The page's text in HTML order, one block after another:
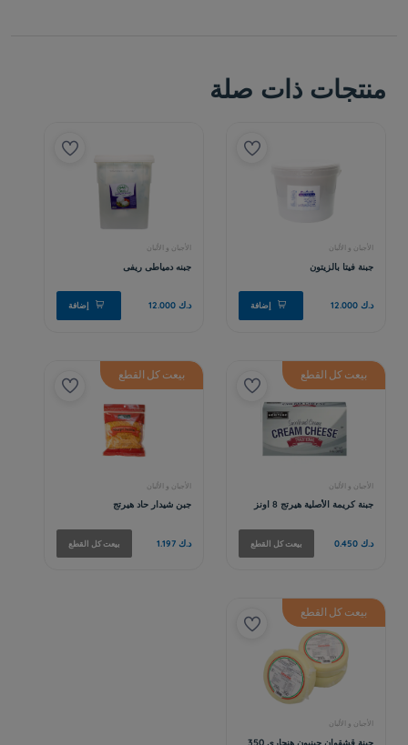
منتجات ذات صلة
بيعت كل القطع بيعت كل القطع
بيعت كل القطع